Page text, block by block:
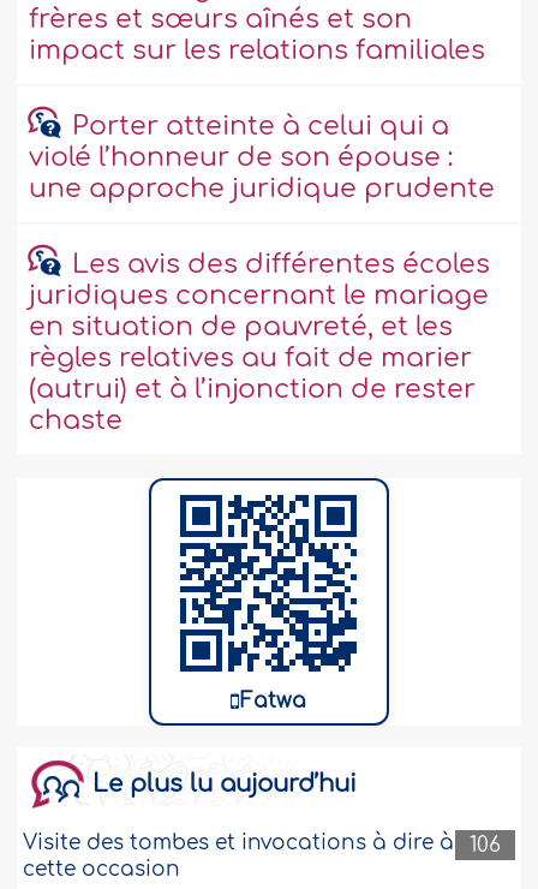
frères et sœurs aînés et son
impact sur les relations familiales
Porter atteinte à celui qui a
violé l’honneur de son épouse :
une approche juridique prudente
Les avis des différentes écoles
juridiques concernant le mariage
en situation de pauvreté, et les
règles relatives au fait de marier
(autrui) et à l’injonction de rester
chaste
Fatwa
Le plus lu aujourd’hui
106
Visite des tombes et invocations à dire à
cette occasion